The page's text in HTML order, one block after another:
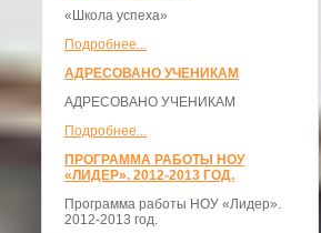
«Школа успеха»
Подробнее...
АДРЕСОВАНО УЧЕНИКАМ
АДРЕСОВАНО УЧЕНИКАМ
Подробнее...
ПРОГРАММА РАБОТЫ НОУ
«ЛИДЕР». 2012-2013 ГОД.
Программа работы НОУ «Лидер».
2012-2013 год.